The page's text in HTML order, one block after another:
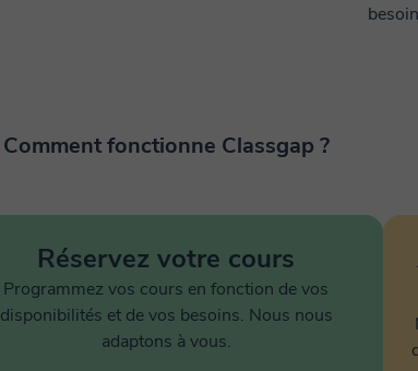
Comment fonctionne Classgap ?
Réservez votre cours
Programmez vos cours en fonction de vos
disponibilités et de vos besoins. Nous nous
adaptons à vous.